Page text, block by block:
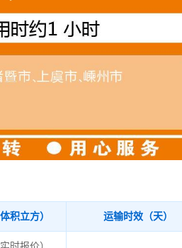
积立方） 运输时效（天）
时报价）